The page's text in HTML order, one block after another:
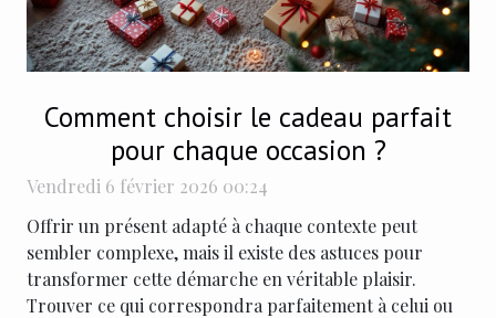
Comment choisir le cadeau parfait
pour chaque occasion ?
Vendredi 6 février 2026 00:24
Offrir un présent adapté à chaque contexte peut
sembler complexe, mais il existe des astuces pour
transformer cette démarche en véritable plaisir.
Trouver ce qui correspondra parfaitement à celui ou